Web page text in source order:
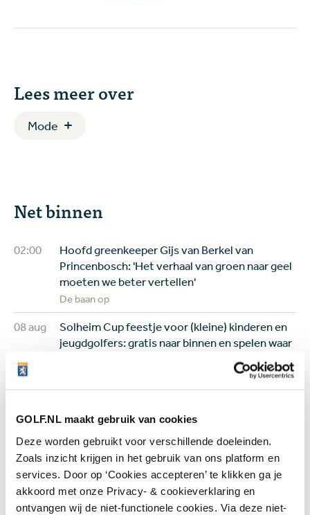
GOLF.NL maakt gebruik van cookies
Deze worden gebruikt voor verschillende doeleinden.
Zoals inzicht krijgen in het gebruik van ons platform en
services. Door op ‘Cookies accepteren’ te klikken ga je
akkoord met onze Privacy- & cookieverklaring en
ontvangen wij de niet-functionele cookies. Via deze niet-
Lees meer over
Mode
Net binnen
02:00
Hoofd greenkeeper Gijs van Berkel van
Princenbosch: 'Het verhaal van groen naar geel
moeten we beter vertellen'
De baan op
08 aug
Solheim Cup feestje voor (kleine) kinderen en
jeugdgolfers: gratis naar binnen en spelen waar
caddieboekje voor de GPS-liefhebber
Equipment
07 aug
Golfbaan The Fox gekocht door Brabantse
vastgoedbelegger: maar gaat er ook gegolft
worden op het terrein?